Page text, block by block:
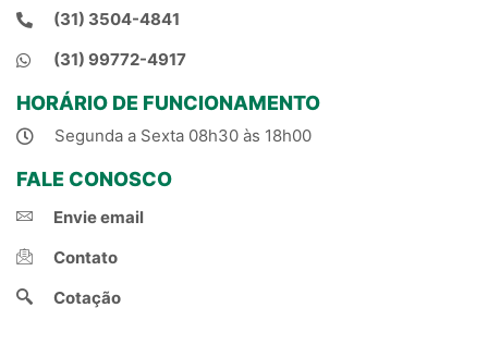
(31) 3504-4841
(31) 99772-4917
HORÁRIO DE FUNCIONAMENTO
Segunda a Sexta 08h30 às 18h00
FALE CONOSCO
Envie email
Contato
Cotação